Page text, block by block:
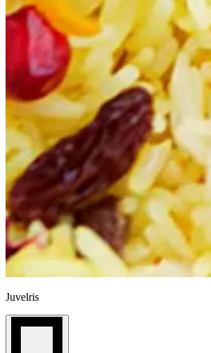
Juvelris